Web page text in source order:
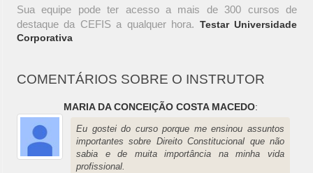
Sua equipe pode ter acesso a mais de 300 cursos de
destaque da CEFIS a qualquer hora. Testar Universidade
Corporativa
COMENTÁRIOS SOBRE O INSTRUTOR
MARIA DA CONCEIÇÃO COSTA MACEDO:
Eu gostei do curso porque me ensinou assuntos
importantes sobre Direito Constitucional que não
sabia e de muita importância na minha vida
profissional.